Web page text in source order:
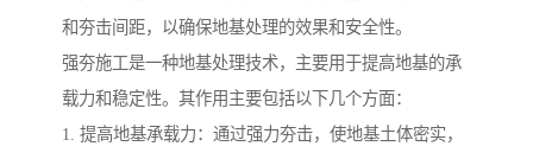
和夯击间距，以确保地基处理的效果和安全性。
强夯施工是一种地基处理技术，主要用于提高地基的承
载力和稳定性。其作用主要包括以下几个方面：
1. 提高地基承载力：通过强力夯击，使地基土体密实，